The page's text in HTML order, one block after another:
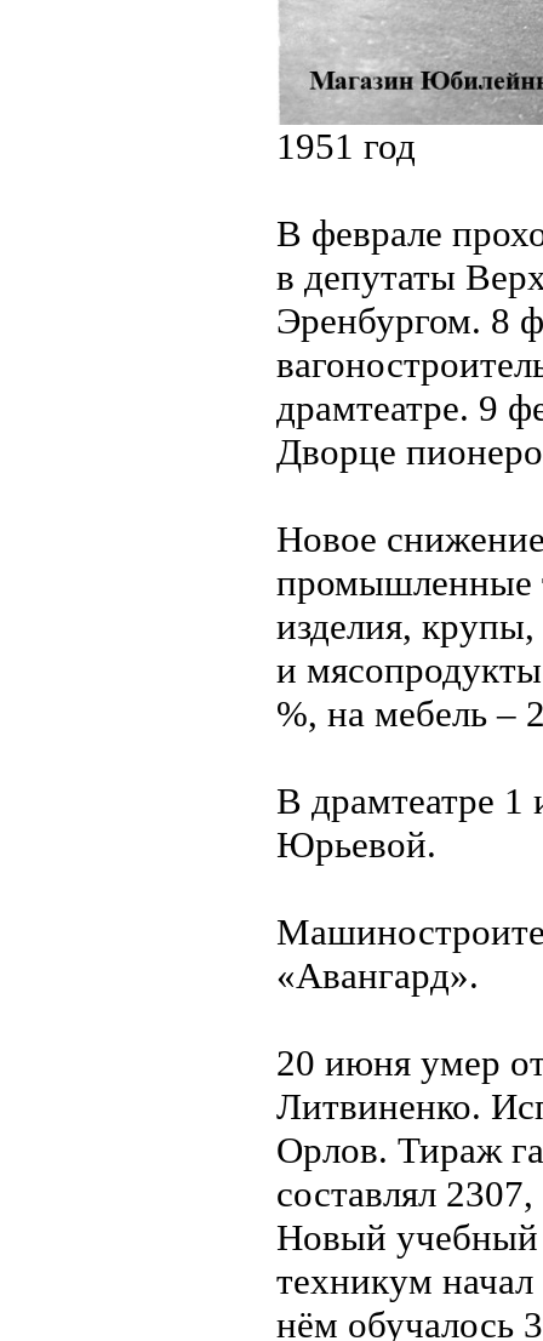
1951 год
В феврале
в депутаты
Эренбургом. 8
драмтеатре. 9
Дворце
Новое
промышленные
изделия,
и
%, на мебель –
В драмтеатре
Юрьевой.
«Авангард».
20 июня умер
Литвиненко.
Орлов. Тираж
составлял
Новый учебный
техникум
нём обучалось